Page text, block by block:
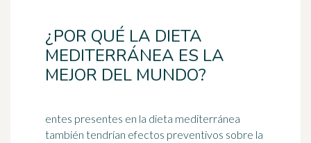
¿POR QUÉ LA DIETA
MEDITERRÁNEA ES LA
MEJOR DEL MUNDO?
entes presentes en la dieta mediterránea
también tendrían efectos preventivos sobre la